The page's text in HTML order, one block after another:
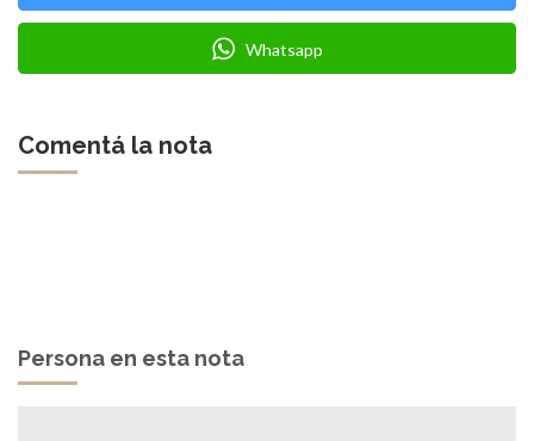
Whatsapp
Comentá la nota
Persona en esta nota